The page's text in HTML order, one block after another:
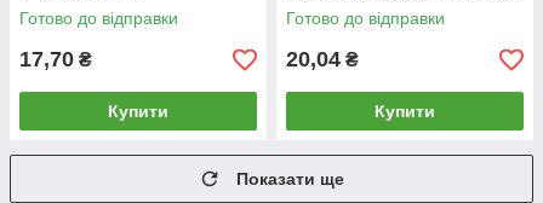
Готово до відправки
17,70 ₴
Купити
Готово до відправки
20,04 ₴
Купити
Показати ще